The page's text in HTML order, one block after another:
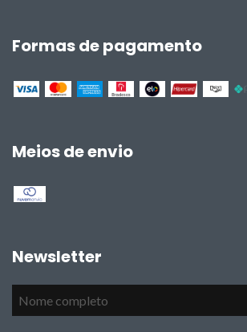
Formas de pagamento
Meios de envio
Newsletter